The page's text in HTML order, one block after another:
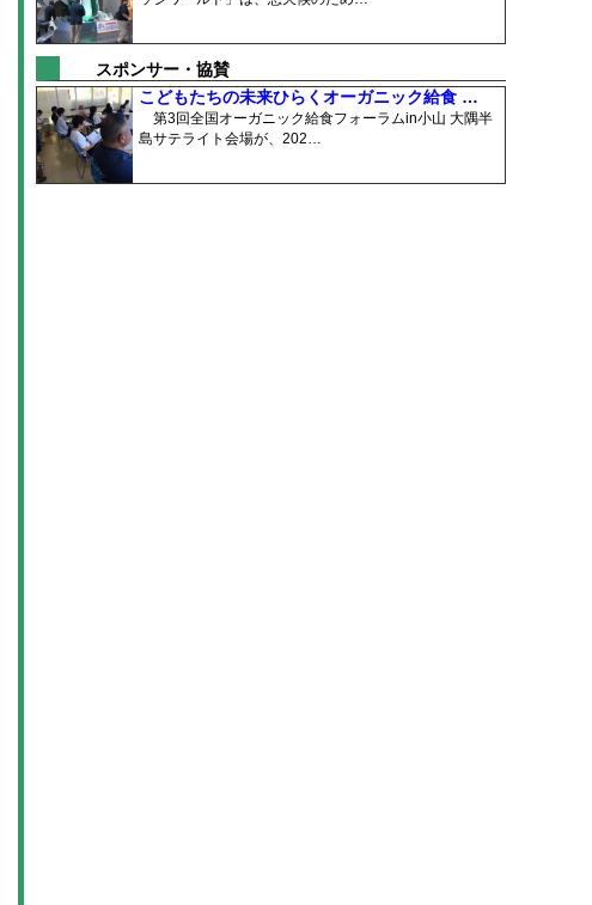
スポンサー・協賛
こどもたちの未来ひらくオーガニック給食 …
第3回全国オーガニック給食フォーラムin小山 大隅半
島サテライト会場が、202…